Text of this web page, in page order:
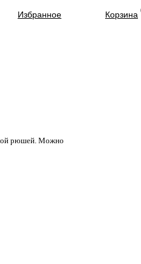
Избранное Корзина
рюшей. Можно